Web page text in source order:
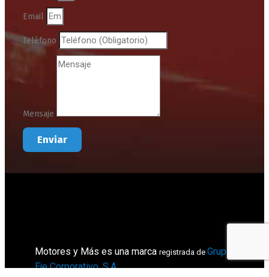
Email
Teléfono
Mensaje
Enviar
Motores y Más es una marca registrada de Grupo
Eje Corporativo, S.A.